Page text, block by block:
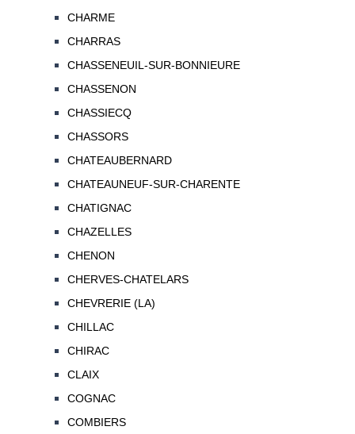
CHARME
CHARRAS
CHASSENEUIL-SUR-BONNIEURE
CHASSENON
CHASSIECQ
CHASSORS
CHATEAUBERNARD
CHATEAUNEUF-SUR-CHARENTE
CHATIGNAC
CHAZELLES
CHENON
CHERVES-CHATELARS
CHEVRERIE (LA)
CHILLAC
CHIRAC
CLAIX
COGNAC
COMBIERS